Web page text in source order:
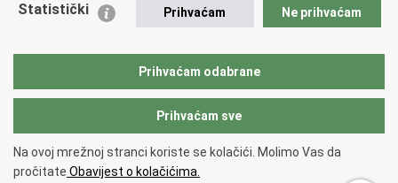
Zaklada policijske solidarnosti
Vučetić"
Copyright © 2026 Policijska uprava istarska.
Statistički Prihvaćam Ne prihvaćam
Prihvaćam odabrane
Prihvaćam sve
Na ovoj mrežnoj stranci koriste se kolačići. Molimo Vas da
pročitate Obavijest o kolačićima.